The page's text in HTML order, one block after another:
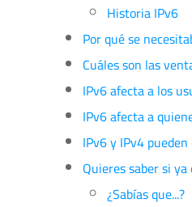
Historia IPv6
Por qué se
Cuáles son las
IPv6 afecta a los
IPv6 afecta a
IPv6 y IPv4
Quieres saber si
¿Sabías que...?